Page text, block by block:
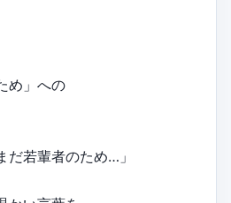
め」への
だ若輩者のため…」